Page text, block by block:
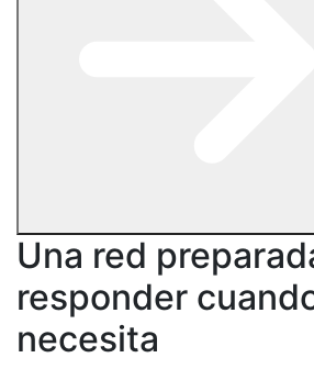
Una red
responder
necesita